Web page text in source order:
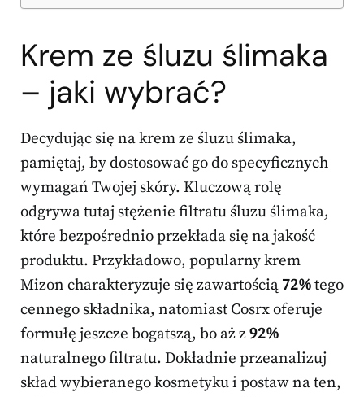
Krem ze śluzu ślimaka
– jaki wybrać?
Decydując się na krem ze śluzu ślimaka,
pamiętaj, by dostosować go do specyficznych
wymagań Twojej skóry. Kluczową rolę
odgrywa tutaj stężenie filtratu śluzu ślimaka,
które bezpośrednio przekłada się na jakość
produktu. Przykładowo, popularny krem
Mizon charakteryzuje się zawartością 72%tego
cennego składnika, natomiast Cosrx oferuje
formułę jeszcze bogatszą, bo aż z92%
naturalnego filtratu. Dokładnie przeanalizuj
skład wybieranego kosmetyku i postaw na ten,